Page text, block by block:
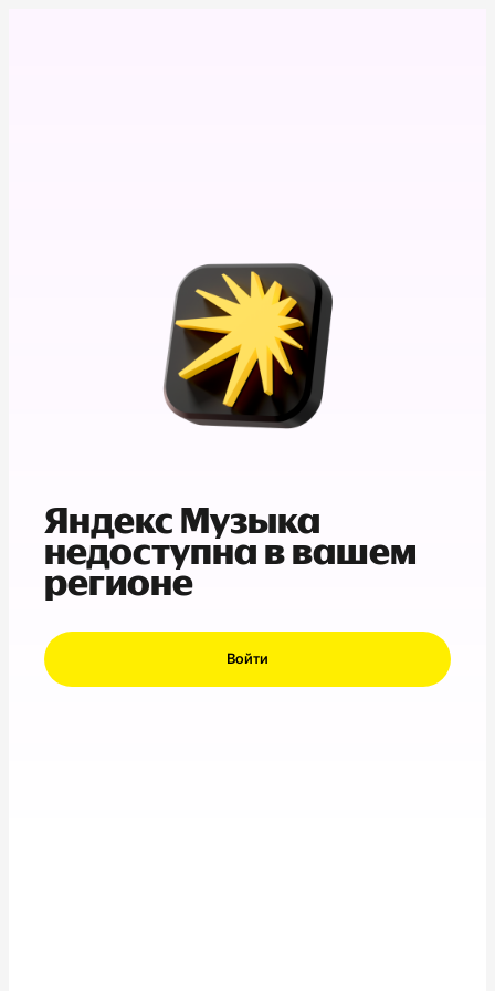
Яндекс Музыка
недоступна в вашем
регионе
Войти